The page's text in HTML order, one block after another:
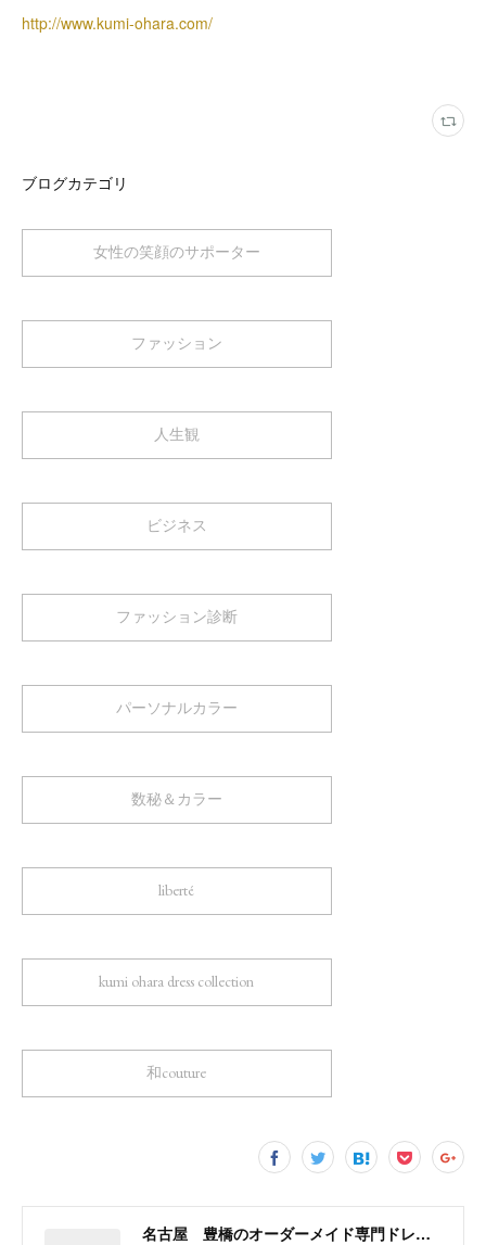
http://www.kumi-ohara.com/
ブログカテゴリ
女性の笑顔のサポーター
ファッション
人生観
ビジネス
ファッション診断
パーソナルカラー
数秘＆カラー
liberté
kumi ohara dress collection
和couture
名古屋 豊橋のオーダーメイド専門ドレスデザイナー KUMI OHARA